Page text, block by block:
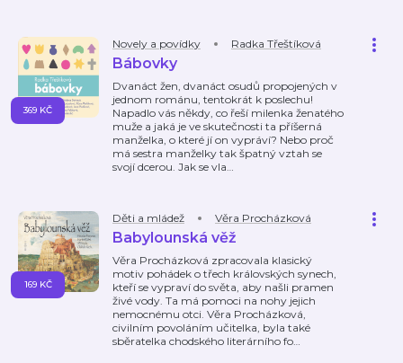
Novely a povídky Radka Třeštíková
Bábovky
Dvanáct žen, dvanáct osudů propojených v
jednom románu, tentokrát k poslechu!
Napadlo vás někdy, co řeší milenka ženatého
muže a jaká je ve skutečnosti ta příšerná
manželka, o které jí on vypráví? Nebo proč
má sestra manželky tak špatný vztah se
svojí dcerou. Jak se vla…
369 KČ
Děti a mládež Věra Procházková
Babylounská věž
Věra Procházková zpracovala klasický
motiv pohádek o třech královských synech,
kteří se vypraví do světa, aby našli pramen
živé vody. Ta má pomoci na nohy jejich
nemocnému otci. Věra Procházková,
civilním povoláním učitelka, byla také
sběratelka chodského literárního fo…
169 KČ